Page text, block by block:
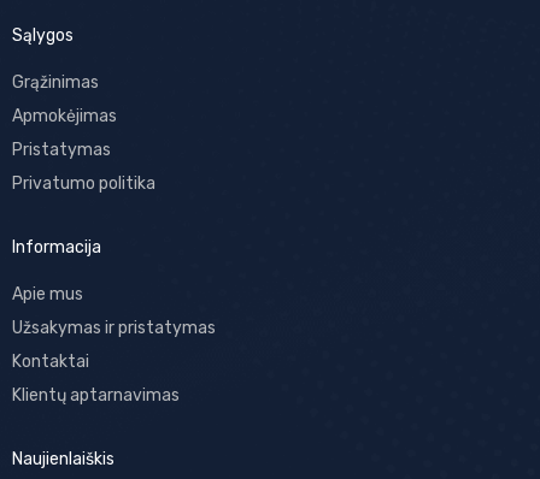
Sąlygos
Grąžinimas
Apmokėjimas
Pristatymas
Privatumo politika
Informacija
Apie mus
Užsakymas ir pristatymas
Kontaktai
Klientų aptarnavimas
Naujienlaiškis